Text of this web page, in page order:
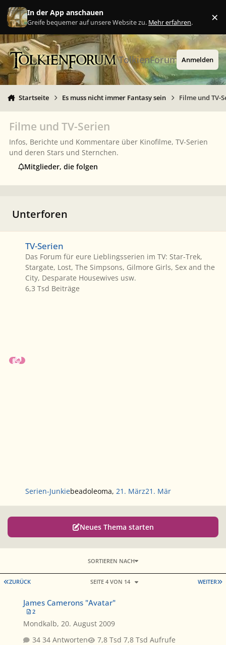
Zu Inhalt springen
In der App anschauen
Greife bequemer auf unsere Website zu. Mehr erfahren. ×
TolkienForum Anmelden
Startseite Es muss nicht immer Fantasy sein Filme und TV-
Filme und TV-Serien
Infos, Berichte und Kommentare über Kinofilme, TV-Serien
und deren Stars und Sternchen.
Mitglieder, die folgen
Unterforen
TV-Serien
Das Forum für eure Lieblingsserien im TV: Star-Trek,
Stargate, Lost, The Simpsons, Gilmore Girls, Sex and the
City, Desparate Housewives usw.
6,3 Tsd Beiträge
Serien-Junkiebeadoleoma,21. März21. Mär
Neues Thema starten
ERSTE SEITE
ZURÜCK WEITER
SEITE 4 VON 14
SORTIEREN NACH
James Camerons "Avatar"
2
Mondkalb,20. August 2009
34 Antworten
7,8 Tsd Aufrufe